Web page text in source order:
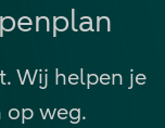
Wij helpen je
op weg.